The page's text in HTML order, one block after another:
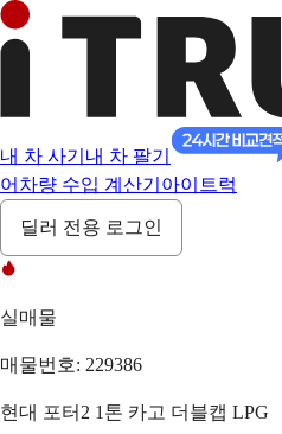
내 차 사기 내 차 팔기
어 차량 수입 계산기 아이트럭
딜러 전용 로그인
실매물
매물번호: 229386
현대 포터2 1톤 카고 더블캡 LPG